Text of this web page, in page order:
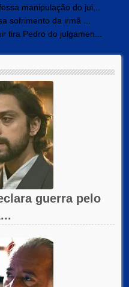
manipulação do jui...
sofrimento da irmã ...
tira Pedro do julgamen...
guerra pelo